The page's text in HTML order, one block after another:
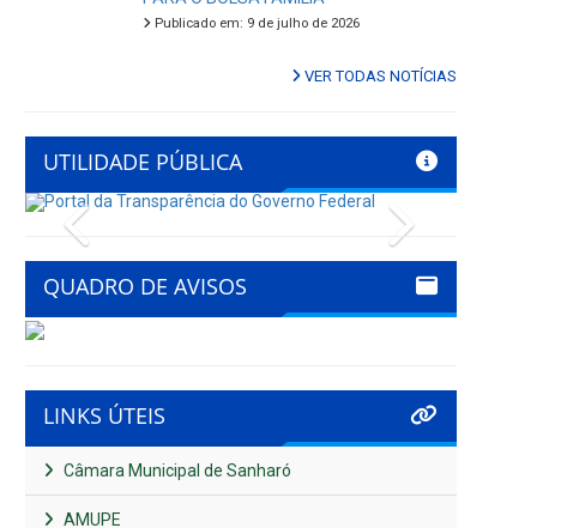
Publicado em: 9 de julho de 2026
VER TODAS NOTÍCIAS
UTILIDADE PÚBLICA
Previous
QUADRO DE AVISOS
LINKS ÚTEIS
Câmara Municipal de Sanharó
AMUPE